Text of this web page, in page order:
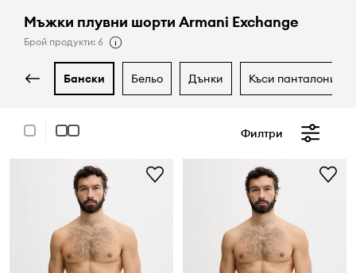
Мъжки плувни шорти Armani Exchange
Брой продукти: 6
бански бельо дънки къси панталони
Филтри